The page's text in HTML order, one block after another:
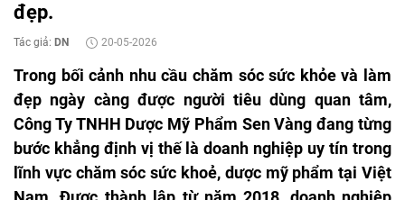
đẹp.
Tác giả: DN 20-05-2026
Trong bối cảnh nhu cầu chăm sóc sức khỏe và làm
đẹp ngày càng được người tiêu dùng quan tâm,
Công Ty TNHH Dược Mỹ Phẩm Sen Vàng đang từng
bước khẳng định vị thế là doanh nghiệp uy tín trong
lĩnh vực chăm sóc sức khoẻ, dược mỹ phẩm tại Việt